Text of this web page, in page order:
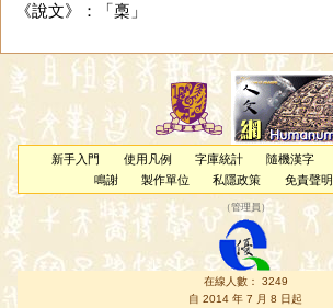
《說文》：「 槀 」
新手入門 使用凡例 字庫統計 隨機漢字
鳴謝
製作單位 私隱政策 免責聲明
（管理員 ）
在線人數： 3249
自 2014 年 7 月 8 日起